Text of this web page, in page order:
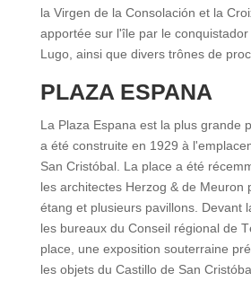
la Virgen de la Consolación et la
apportée sur l'île par le
Lugo, ainsi que divers trônes de
PLAZA ESPANA
La Plaza Espana est la plus grande
a été construite en 1929 à
San Cristóbal. La place a été
les architectes Herzog & de Meuron
étang et plusieurs pavillons. Devant
les bureaux du Conseil régional de
place, une exposition souterraine
les objets du Castillo de San